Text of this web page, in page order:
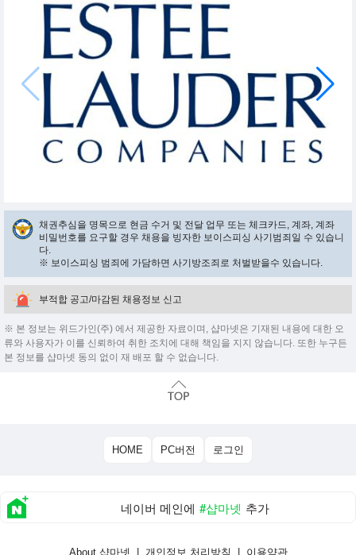
채권추심을 명목으로 현금 수거 및 전달 업무 또는 체크카드, 계좌, 계좌
비밀번호를 요구할 경우 채용을 빙자한 보이스피싱 사기범죄일 수 있습니
다.
※ 보이스피싱 범죄에 가담하면 사기방조죄로 처벌받을수 있습니다.
부적합 공고/마감된 채용정보 신고
※ 본 정보는 위드가인(주) 에서 제공한 자료이며, 샵마넷은 기재된 내용에 대한 오
류와 사용자가 이를 신뢰하여 취한 조치에 대해 책임을 지지 않습니다. 또한 누구든
본 정보를 샵마넷 동의 없이 재 배포 할 수 없습니다.
HOME PC버전 로그인
네이버 메인에 #샵마넷 추가
About 샵마넷 개인정보 처리방침 이용약관